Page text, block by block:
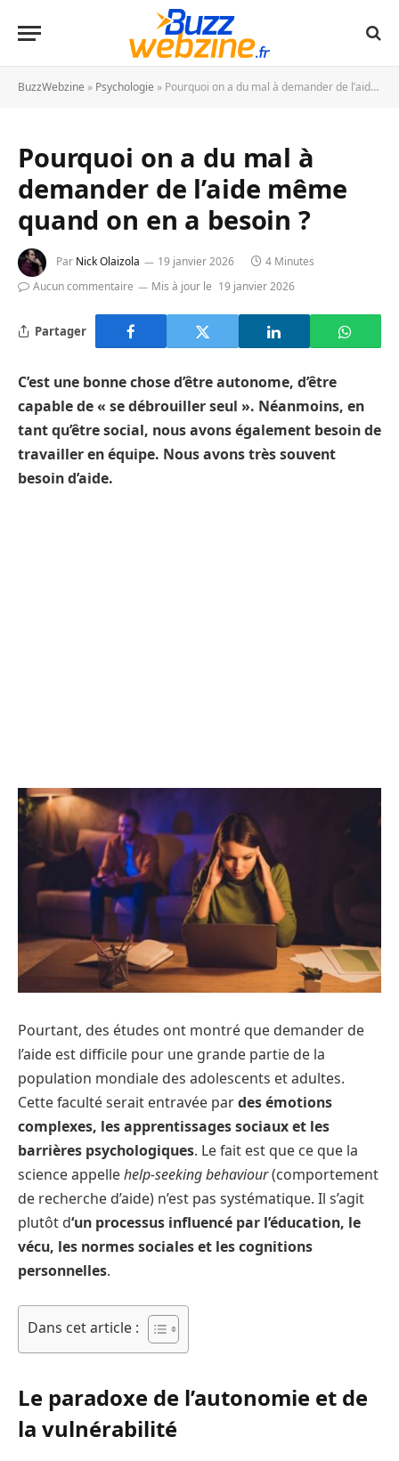
BuzzWebzine » Psychologie » Pourquoi on a du mal à demander de l’aide même quand on en a besoin ?
Pourquoi on a du mal à
demander de l’aide même
quand on en a besoin ?
Par Nick Olaizola 19 janvier 2026
4 Minutes
Aucun commentaire
Mis à jour le 19 janvier 2026
Partager
C’est une bonne chose d’être autonome, d’être
capable de « se débrouiller seul ». Néanmoins, en
tant qu’être social, nous avons également besoin de
travailler en équipe. Nous avons très souvent
besoin d’aide.
Pourtant, des études ont montré que demander de
l’aide est difficile pour une grande partie de la
population mondiale des adolescents et adultes.
Cette faculté serait entravée pardes émotions
complexes, les apprentissages sociaux et les
barrières psychologiques. Le fait est que ce que la
science appellehelp-seeking behaviour(comportement
de recherche d’aide) n’est pas systématique. Il s’agit
plutôt d‘un processus influencé par l’éducation, le
vécu, les normes sociales et les cognitions
personnelles.
Dans cet article :
Le paradoxe de l’autonomie et de
la vulnérabilité